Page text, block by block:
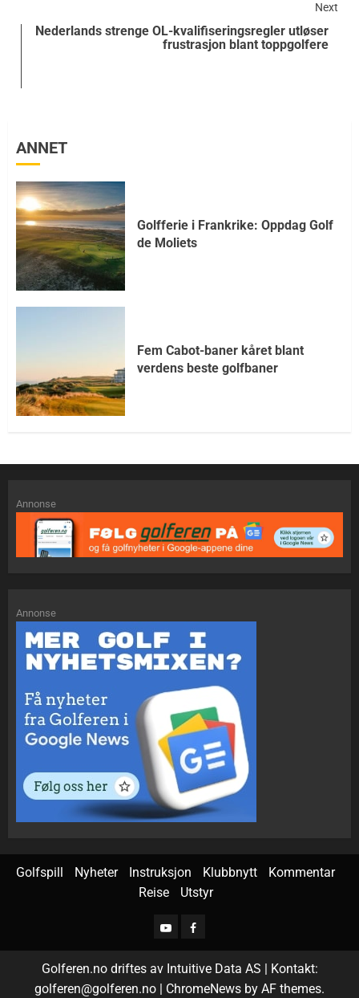
Next
Nederlands strenge OL-kvalifiseringsregler utløser
frustrasjon blant toppgolfere
ANNET
Golfferie i Frankrike: Oppdag Golf
de Moliets
Fem Cabot-baner kåret blant
verdens beste golfbaner
Annonse
Annonse
Golfspill Nyheter Instruksjon Klubbnytt
Kommentar
Reise
Utstyr
Golferen.no driftes av Intuitive Data AS | Kontakt:
golferen@golferen.no | ChromeNews by AF themes.